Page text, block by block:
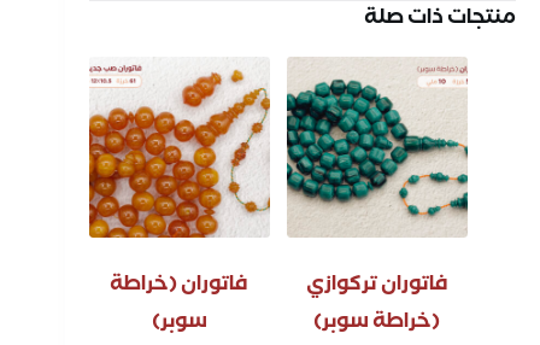
منتجات ذات صلة
فاتوران تركوازي
(خراطة سوبر)
فاتوران (خراطة
سوبر)